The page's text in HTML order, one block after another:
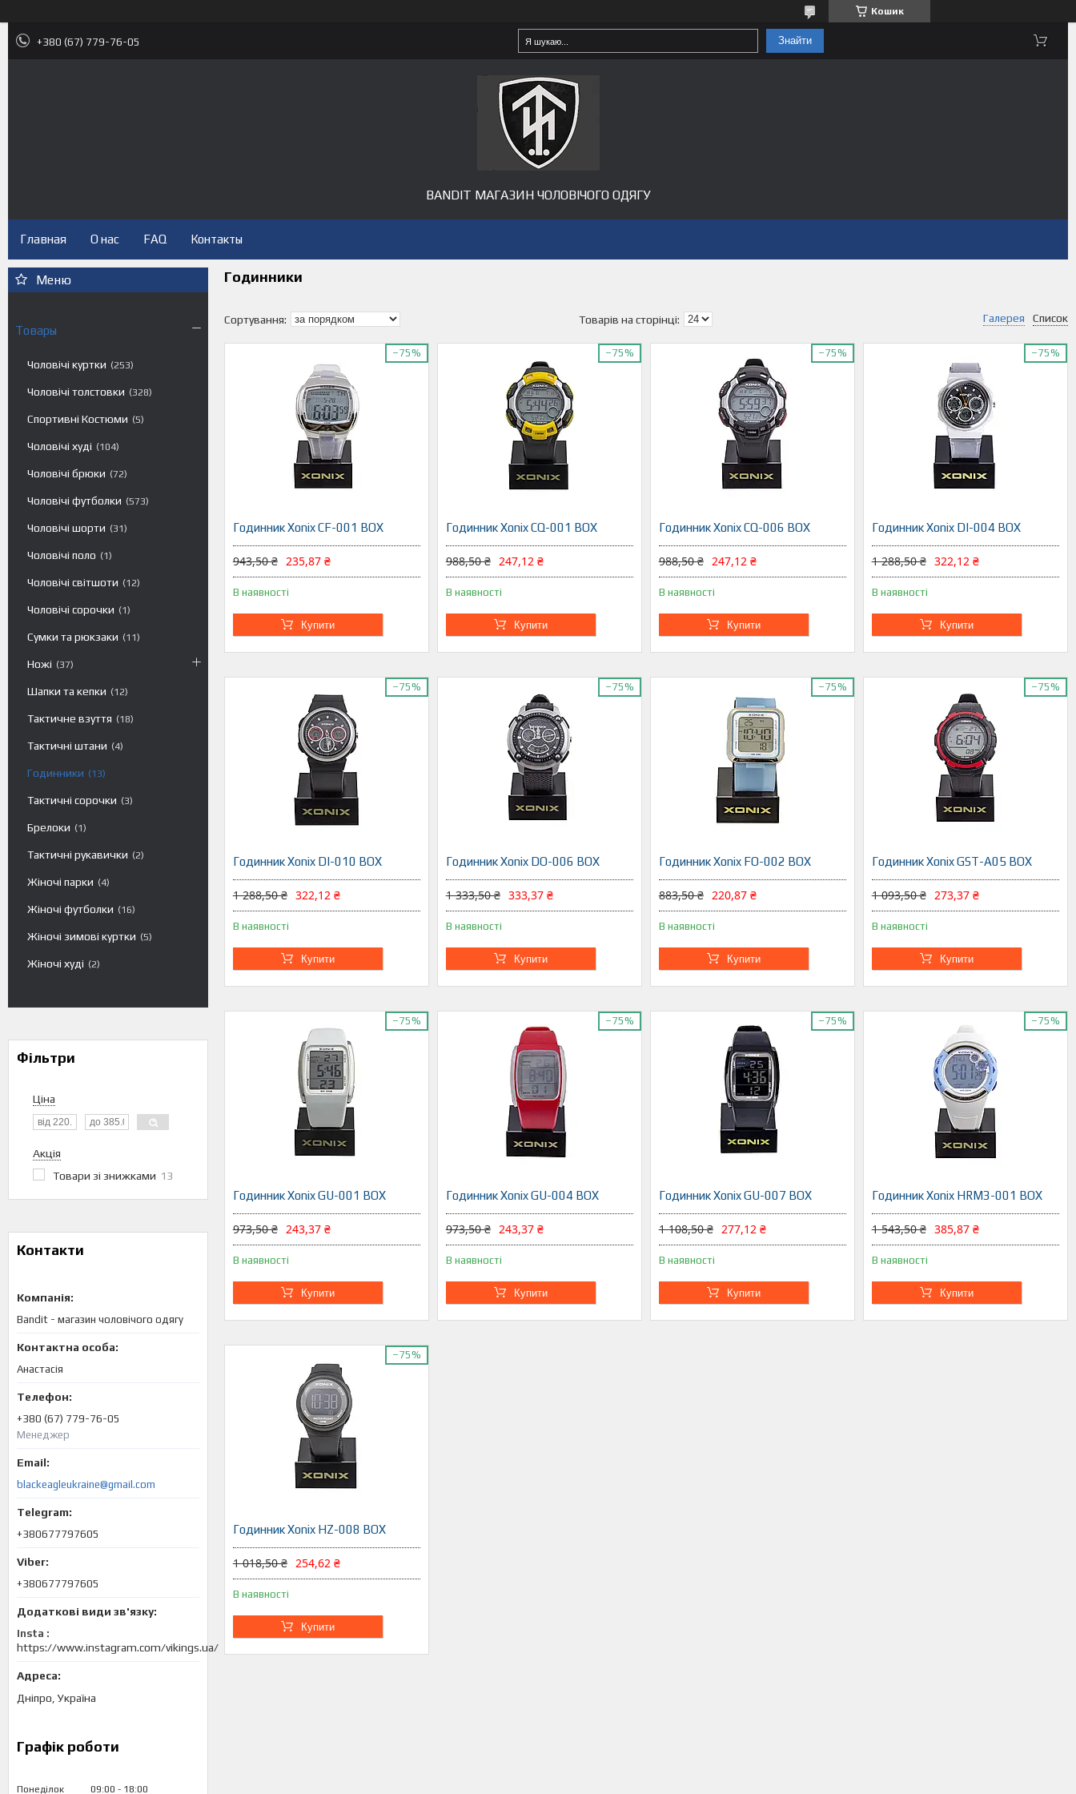
Кошик
+380 (67) 779-76-05 Знайти
BANDIT МАГАЗИН ЧОЛОВІЧОГО ОДЯГУ
Главная О нас FAQ Контакты
Товары
Чоловічі куртки 253
Чоловічі толстовки 328
Спортивні Костюми 5
Чоловічі худі 104
Чоловічі брюки 72
Чоловічі футболки 573
Чоловічі шорти 31
Чоловічі поло 1
Чоловічі світшоти 12
Чоловічі сорочки 1
Сумки та рюкзаки 11
Ножі 37
Шапки та кепки 12
Тактичне взуття 18
Тактичні штани 4
Годинники 13
Тактичні сорочки 3
Брелоки 1
Тактичні рукавички 2
Жіночі парки 4
Жіночі футболки 16
Жіночі зимові куртки 5
Жіночі худі 2
Фільтри
Ціна
Акція
Товари зі знижками 13
Контакти
Bandit - магазин чоловічого одягу
Анастасія
+380 (67) 779-76-05
Менеджер
blackeagleukraine@gmail.com
+380677797605
+380677797605
Insta
https://www.instagram.com/vikings.ua/
Дніпро, Україна
Графік роботи
Понеділок 09:00 18:00
Годинники
Галерея Список
–75%
Годинник Xonix CF-001 BOX
943,50 ₴ 235,87 ₴
В наявності
Купити
–75%
Годинник Xonix CQ-001 BOX
988,50 ₴ 247,12 ₴
В наявності
Купити
–75%
Годинник Xonix CQ-006 BOX
988,50 ₴ 247,12 ₴
В наявності
Купити
–75%
Годинник Xonix DI-004 BOX
1 288,50 ₴ 322,12 ₴
В наявності
Купити
–75%
Годинник Xonix DI-010 BOX
1 288,50 ₴ 322,12 ₴
В наявності
Купити
–75%
Годинник Xonix DO-006 BOX
1 333,50 ₴ 333,37 ₴
В наявності
Купити
–75%
Годинник Xonix FO-002 BOX
883,50 ₴ 220,87 ₴
В наявності
Купити
–75%
Годинник Xonix GST-A05 BOX
1 093,50 ₴ 273,37 ₴
В наявності
Купити
–75%
Годинник Xonix GU-001 BOX
973,50 ₴ 243,37 ₴
В наявності
Купити
–75%
Годинник Xonix GU-004 BOX
973,50 ₴ 243,37 ₴
В наявності
Купити
–75%
Годинник Xonix GU-007 BOX
1 108,50 ₴ 277,12 ₴
В наявності
Купити
–75%
Годинник Xonix HRM3-001 BOX
1 543,50 ₴ 385,87 ₴
В наявності
Купити
–75%
Годинник Xonix HZ-008 BOX
1 018,50 ₴ 254,62 ₴
В наявності
Купити